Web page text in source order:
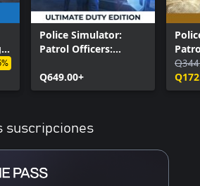
Police Simulator:
Patrol Officers:
Q649.00+
suscripciones